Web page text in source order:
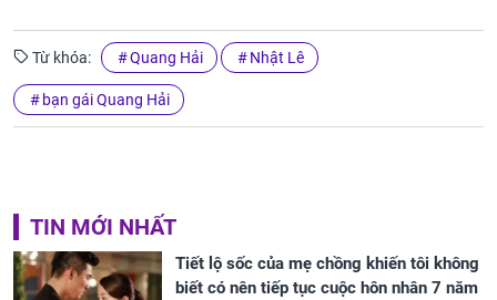
Từ khóa: Quang Hải Nhật Lê
bạn gái Quang Hải
TIN MỚI NHẤT
Tiết lộ sốc của mẹ chồng khiến tôi không
biết có nên tiếp tục cuộc hôn nhân 7 năm